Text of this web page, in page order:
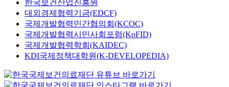
한국보건산업진흥원
대외경제협력기금(EDCF)
국제개발협력민간협의회(KCOC)
국제개발협력시민사회포럼(KoFID)
국제개발협력학회(KAIDEC)
KDI국제정책대학원(K-DEVELOPEDIA)